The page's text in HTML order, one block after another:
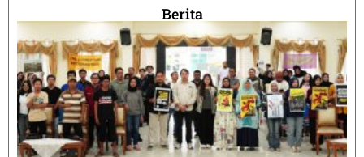
Berita